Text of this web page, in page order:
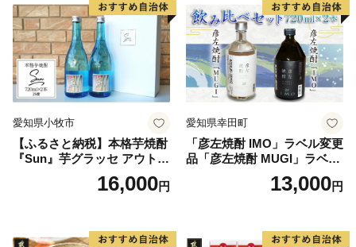
愛知県小牧市
【ふるさと納税】本格芋焼酎
『Sun』芋グラッセ アウトド
ア ソロキャンプ ベランピン
グ 巣ごもり 就労支援16,000円
愛知県幸田町
「彦左焼酎 IMO」ラベル変更
品「彦左焼酎 MUGI」ラベル
変更品 飲み比べ セット 合計
2本 720ml×各1本 25度 焼酎
13,000円